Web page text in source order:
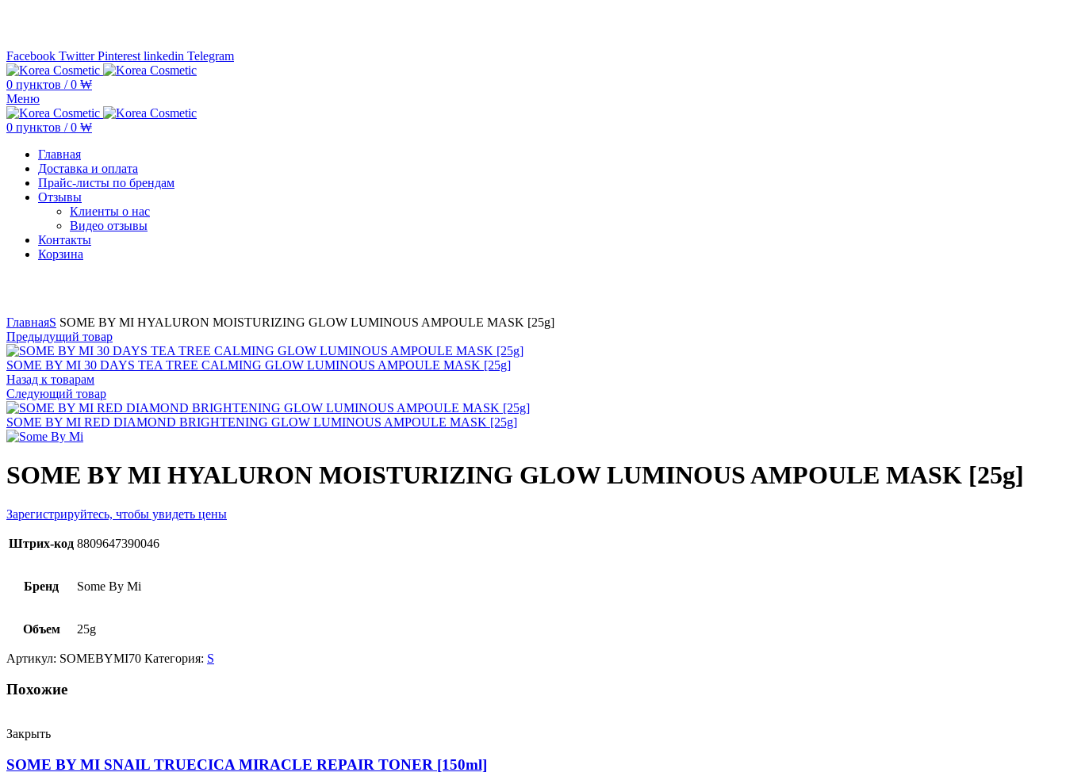
Facebook Twitter Pinterest linkedin Telegram
0 пунктов / 0 ₩
Меню
0 пунктов / 0 ₩
Главная
Доставка и оплата
Прайс-листы по брендам
Отзывы
Клиенты о нас
Видео отзывы
Контакты
Корзина
ГлавнаяS SOME BY MI HYALURON MOISTURIZING GLOW LUMINOUS AMPOULE MASK [25g]
Предыдущий товар
SOME BY MI 30 DAYS TEA TREE CALMING GLOW LUMINOUS AMPOULE MASK [25g]
Назад к товарам
Следующий товар
SOME BY MI RED DIAMOND BRIGHTENING GLOW LUMINOUS AMPOULE MASK [25g]
SOME BY MI HYALURON MOISTURIZING GLOW LUMINOUS AMPOULE MASK [25g]
Зарегистрируйтесь, чтобы увидеть цены
Штрих-код 8809647390046
Бренд Some By Mi
Объем 25g
Артикул: SOMEBYMI70 Категория: S
Похожие
Закрыть
SOME BY MI SNAIL TRUECICA MIRACLE REPAIR TONER [150ml]